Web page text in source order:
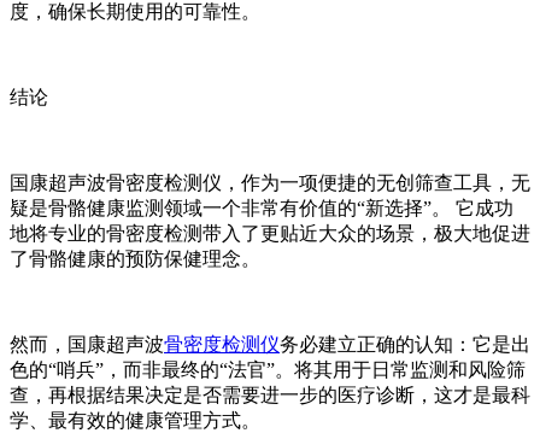
度，确保长期使用的可靠性。
结论
国康超声波骨密度检测仪，作为一项便捷的无创筛查工具，无
疑是骨骼健康监测领域一个非常有价值的“新选择”。 它成功
地将专业的骨密度检测带入了更贴近大众的场景，极大地促进
了骨骼健康的预防保健理念。
然而， 国康超声波骨密度检测仪务必建立正确的认知：它是出
色的“哨兵”，而非最终的“法官”。将其用于日常监测和风险筛
查，再根据结果决定是否需要进一步的医疗诊断，这才是最科
学、最有效的健康管理方式。